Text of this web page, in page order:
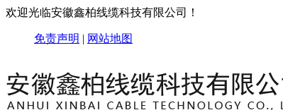
欢迎光临安徽鑫柏线缆科技有限公司！
免责声明 | 网站地图